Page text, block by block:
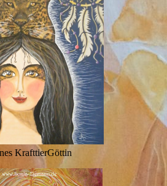
KrafttierGöttin